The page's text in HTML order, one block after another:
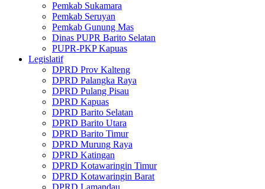
Pemkab Sukamara
Pemkab Seruyan
Pemkab Gunung Mas
Dinas PUPR Barito Selatan
PUPR-PKP Kapuas
Legislatif
DPRD Prov Kalteng
DPRD Palangka Raya
DPRD Pulang Pisau
DPRD Kapuas
DPRD Barito Selatan
DPRD Barito Utara
DPRD Barito Timur
DPRD Murung Raya
DPRD Katingan
DPRD Kotawaringin Timur
DPRD Kotawaringin Barat
DPRD Lamandau